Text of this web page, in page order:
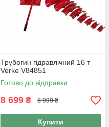
Трубогин гідравлічний 16 т
Verke V84851
Готово до відправки
8 699 ₴ 8 999 ₴
Купити